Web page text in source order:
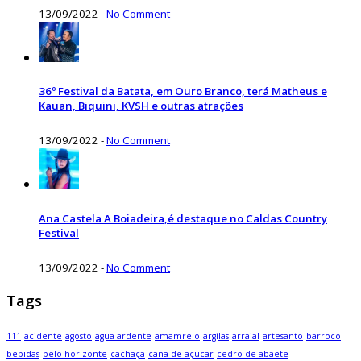
13/09/2022 -No Comment
36º Festival da Batata, em Ouro Branco, terá Matheus e
Kauan, Biquini, KVSH e outras atrações
13/09/2022 -No Comment
Ana Castela A Boiadeira,é destaque no Caldas Country
Festival
13/09/2022 -No Comment
Tags
111 acidente agosto agua ardente amamrelo argilas arraial artesanto barroco
bebidas belo horizonte cachaça cana de açúcar cedro de abaete